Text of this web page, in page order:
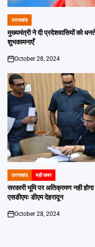
POSTED
IN
उत्तराखंड
मुख्यमंत्री ने दी प्रदेशवासियों को
शुभकामनाएँ
on
October 28, 2024
POSTED
IN
उत्तराखंड बड़ी खबर
सरकारी भूमि पर अतिक्रमण नही होगा
एसडीएमः डीएम देहरादून
on
October 28, 2024